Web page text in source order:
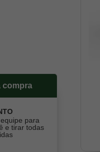
compra
para
e tirar todas